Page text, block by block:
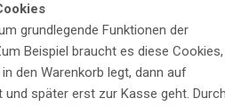
grundlegende Funktionen der
Beispiel braucht es diese Cookies,
den Warenkorb legt, dann auf
später erst zur Kasse geht.